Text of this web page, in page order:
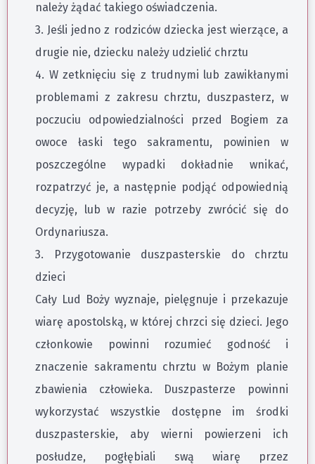
należy żądać takiego oświadczenia.
3. Jeśli jedno z rodziców dziecka jest wierzące, a
drugie nie, dziecku należy udzielić chrztu
4. W zetknięciu się z trudnymi lub zawikłanymi
problemami z zakresu chrztu, duszpasterz, w
poczuciu odpowiedzialności przed Bogiem za
owoce łaski tego sakramentu, powinien w
poszczególne wypadki dokładnie wnikać,
rozpatrzyć je, a następnie podjąć odpowiednią
decyzję, lub w razie potrzeby zwrócić się do
Ordynariusza.
3. Przygotowanie duszpasterskie do chrztu
dzieci
Cały Lud Boży wyznaje, pielęgnuje i przekazuje
wiarę apostolską, w której chrzci się dzieci. Jego
członkowie powinni rozumieć godność i
znaczenie sakramentu chrztu w Bożym planie
zbawienia człowieka. Duszpasterze powinni
wykorzystać wszystkie dostępne im środki
duszpasterskie, aby wierni powierzeni ich
posłudze, pogłębiali swą wiarę przez